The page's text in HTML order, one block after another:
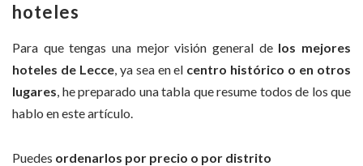
hoteles
Para que tengas una mejor visión general de los mejores
hoteles de Lecce, ya sea en el centro histórico o en otros
lugares, he preparado una tabla que resume todos de los que
hablo en este artículo.
Puedes ordenarlos por precio o por distrito